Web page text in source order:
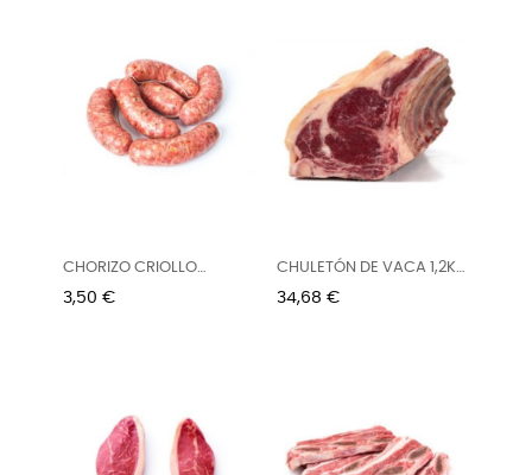
CHORIZO CRIOLLO
PARRILLERO...
Precio
3,50 €
CHULETÓN DE VACA 1,2KG
APROX.
Precio
34,68 €